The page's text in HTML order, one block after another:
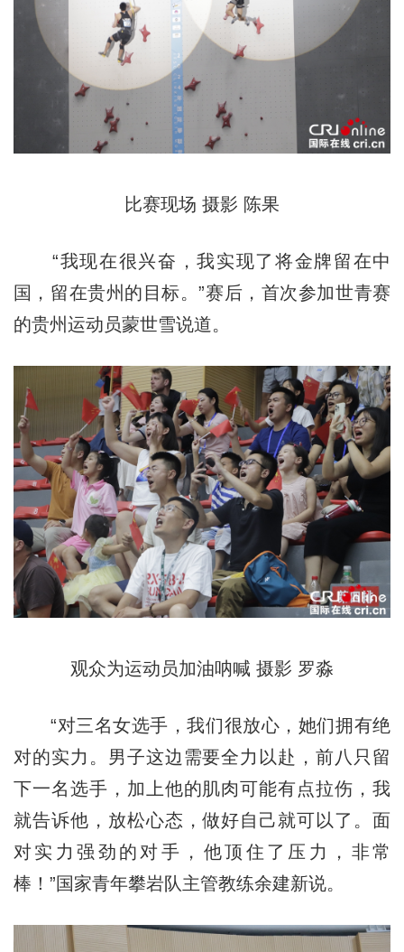
比赛现场 摄影 陈果
“我现在很兴奋，我实现了将金牌留在中
国，留在贵州的目标。”赛后，首次参加世青赛
的贵州运动员蒙世雪说道。
观众为运动员加油呐喊 摄影 罗淼
“对三名女选手，我们很放心，她们拥有绝
对的实力。男子这边需要全力以赴，前八只留
下一名选手，加上他的肌肉可能有点拉伤，我
就告诉他，放松心态，做好自己就可以了。面
对实力强劲的对手，他顶住了压力，非常
棒！”国家青年攀岩队主管教练余建新说。